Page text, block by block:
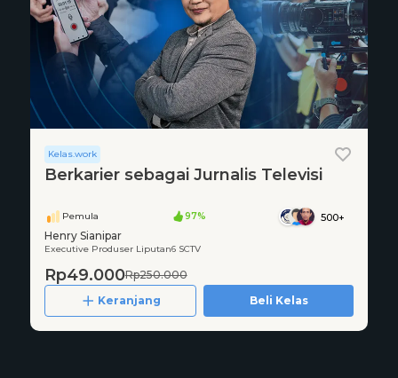
Kelas.work
Berkarier sebagai Jurnalis Televisi
Pemula 97% 500+
Henry Sianipar
Executive Produser Liputan6 SCTV
Rp49.000Rp250.000
Keranjang
Beli Kelas